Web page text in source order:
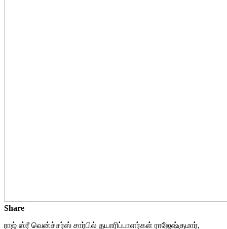
Share
ராஜ் ஸ்ரீ வென்ச்சர்ஸ் சார்பில் தயாரிப்பாளர்கள் ராஜேஷ்குமார்,